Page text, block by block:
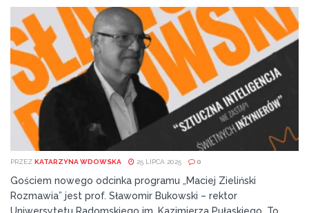
PRZEZ KATARZYNA WDOWSKA 25 LIPCA 2025 0
Gościem nowego odcinka programu „Maciej Zieliński
Rozmawia” jest prof. Sławomir Bukowski – rektor
Uniwersytetu Radomskiego im. Kazimierza Pułaskiego. To